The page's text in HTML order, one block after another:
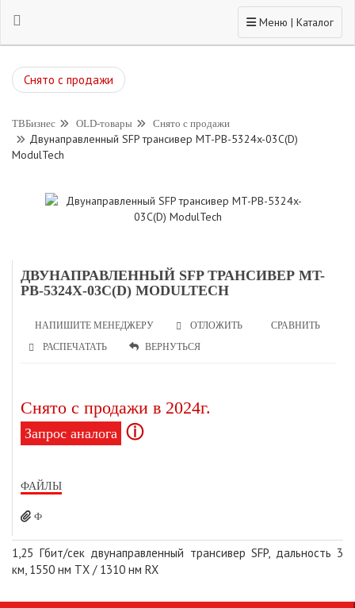
Toggle navigation
Меню | Каталог
Снято с продажи
ТВБизнес OLD-товары Снято с продажи
Двунаправленный SFP трансивер MT-PB-5324x-03C(D)
ModulTech
ДВУНАПРАВЛЕННЫЙ SFP ТРАНСИВЕР MT-
PB-5324X-03C(D) MODULTECH
НАПИШИТЕ МЕНЕДЖЕРУ ОТЛОЖИТЬ
СРАВНИТЬ
РАСПЕЧАТАТЬ
ВЕРНУТЬСЯ
Снято с продажи в 2024г.
Запрос аналога ⓘ
ФАЙЛЫ
Ф
1,25 Гбит/сек двунаправленный трансивер SFP, дальность 3
км, 1550 нм TX / 1310 нм RX